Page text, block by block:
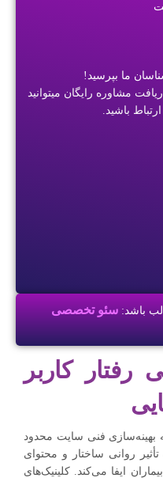
ما بپرسید!
مشاوره رایگان میتوانید
باشید.
باشد: سئو تخصصی
رفتار کاربر
بهینه‌سازی فنی سایت محدود
روانی ساختار و محتوای
ایفا می‌کند. کلینیک‌های